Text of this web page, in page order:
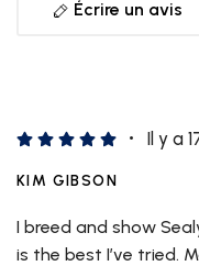
Écrire un avis
Il y a
KIM GIBSON
I breed and show
is the best I’ve tried.